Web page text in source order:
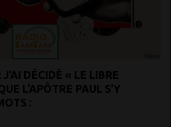
DÉCIDÉ « LE LIBRE
L’APÔTRE PAUL S’Y
: